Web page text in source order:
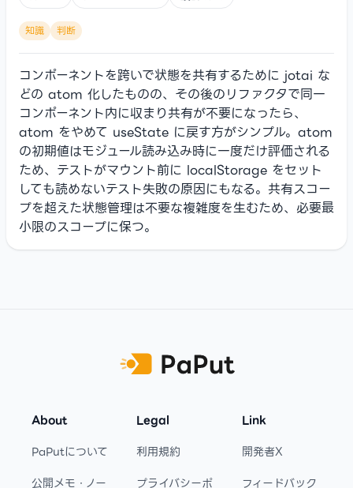
知識 判断
コンポーネントを跨いで状態を共有するために jotai な
どの atom 化したものの、その後のリファクタで同一
コンポーネント内に収まり共有が不要になったら、
atom をやめて useState に戻す方がシンプル。atom
の初期値はモジュール読み込み時に一度だけ評価される
ため、テストがマウント前に localStorage をセット
しても読めないテスト失敗の原因にもなる。共有スコー
プを超えた状態管理は不要な複雑度を生むため、必要最
小限のスコープに保つ。
About
PaPutについて
公開メモ・ノー
Legal
利用規約
プライバシーポ
Link
開発者X
フィードバック